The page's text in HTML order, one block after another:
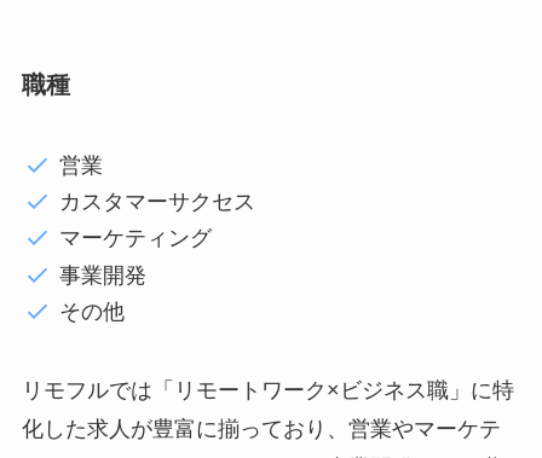
職種
営業
カスタマーサクセス
マーケティング
事業開発
その他
リモフルでは「リモートワーク×ビジネス職」に特
化した求人が豊富に揃っており、営業やマーケテ